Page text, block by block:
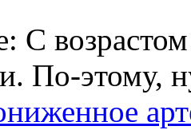
С
По-этому,